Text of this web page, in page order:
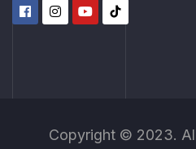
Copyright © 2023.